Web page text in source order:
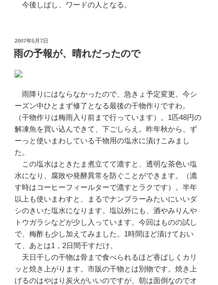
今後しばし、ワードの人となる。
投
稿
日:
2007年5月7日
雨の予報が、晴れだったので
雨降りにはならなかったので、急きょ予定変更。今シ
ーズン中ひとまず修了となる最後の干物作りですわ。
（干物作りは梅雨入り前まで行っています）。1匹48円の
解凍魚を買い込んできて、下ごしらえ。昨年秋から、ず
ーっと使いまわしている干物用の塩水に漬けこみまし
た。
この塩水はときたま煮立てて漉すと、透明な茶色い塩
水になり、腐敗や発酵異常を防ぐことができます。（漉
す時はコーヒーフィールターで漉すとラクです）。半年
以上も使いまわすと、まるでナンプラーみたいにいいダ
シのきいた塩水になります。塩以外にも、酒やみりんや
トウガラシなどが少し入っています。今回はものの試し
で、梅酢も少し加えてみました。1時間ほど漬けておい
て、あとは1，2日間干すだけ。
天日干しの干物は骨まで食べられるほど香ばしくカリ
ッと焼き上がります。市販の干物とは別物です。焼き上
げるのはやはり炭火がいいのですが、朝は面倒なのでオ